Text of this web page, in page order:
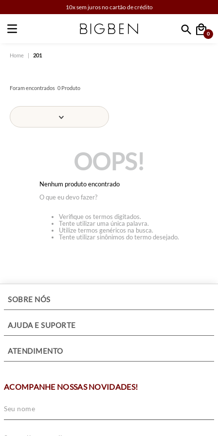
10x sem juros no cartão de crédito
0
201
0 Produto
OOPS!
Nenhum produto encontrado
O que eu devo fazer?
Verifique os termos digitados.
Tente utilizar uma única palavra.
Utilize termos genéricos na busca.
Tente utilizar sinônimos do termo desejado.
SOBRE NÓS
AJUDA E SUPORTE
ATENDIMENTO
ACOMPANHE NOSSAS NOVIDADES!